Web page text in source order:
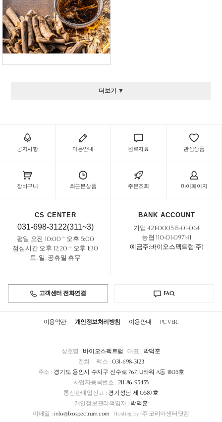
더보기 ▼
공지사항 이용안내 원료자료 관심상품
장바구니 최근본상품 주문조회 마이페이지
CS CENTER
031-698-3122(311~3)
평일 오전 10:00 ~ 오후 5:00
점심시간 오후 12:20 ~ 오후 1:30
토, 일, 공휴일 휴무
BANK ACCOUNT
기업 421-000515-01-064
농협 110-01-097141
예금주:바이오스펙트럼(주)
고객센터 전화연결 FAQ
이용약관 개인정보처리방침 이용안내 PC VER.
상호명 : 바이오스펙트럼 대표 : 박덕훈
전화 : 팩스 : 031-698-3123
주소 : 경기도 용인시 수지구 신수로 767, U타워 A동 1805호
사업자등록번호 : 211-86-95455
통신판매업신고 : 경기성남 제 0589호
개인정보관리책임자 : 박덕훈
이메일 : info@biospectrum.com Hosting by (주)코리아센터닷컴